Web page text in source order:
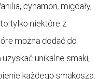
cynamon, migdały,
tylko niektóre z
można dodać do
unikalne smaki,
każdego smakosza.